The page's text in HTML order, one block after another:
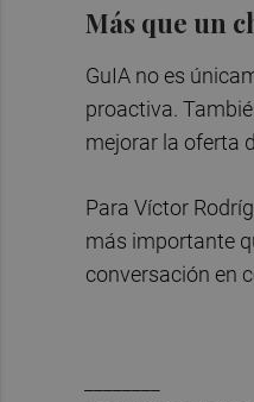
Más que un
GuIA no es
proactiva.
mejorar la oferta
Para Víctor
más importante
conversación en